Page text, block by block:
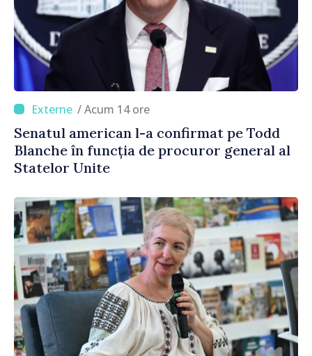
/ Acum 14 ore
Senatul american l-a confirmat pe Todd
Blanche în funcția de procuror general al
Statelor Unite